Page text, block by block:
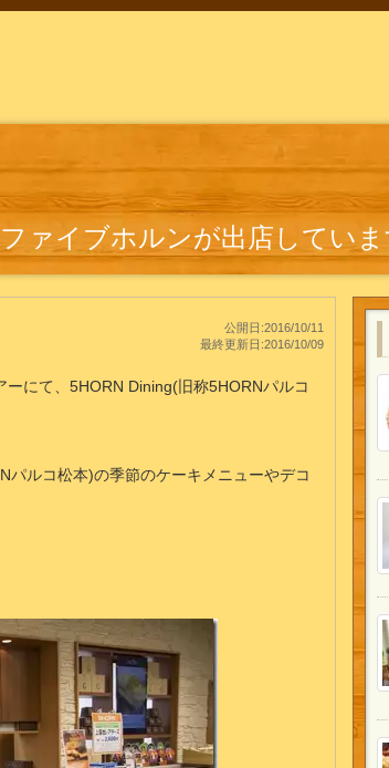
ァイブホルンが出店していま
公開日:2016/10/11
最終更新日:2016/10/09
にて、5HORN Dining(旧称5HORNパルコ
パルコ松本)の季節のケーキメニューやデコ